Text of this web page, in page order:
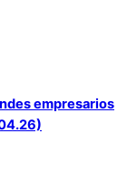
empresarios